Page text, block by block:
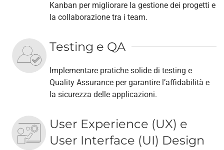
Kanban per migliorare la gestione dei progetti e
la collaborazione tra i team.
Testing e QA
Implementare pratiche solide di testing e
Quality Assurance per garantire l’affidabilità e
la sicurezza delle applicazioni.
User Experience (UX) e
User Interface (UI) Design